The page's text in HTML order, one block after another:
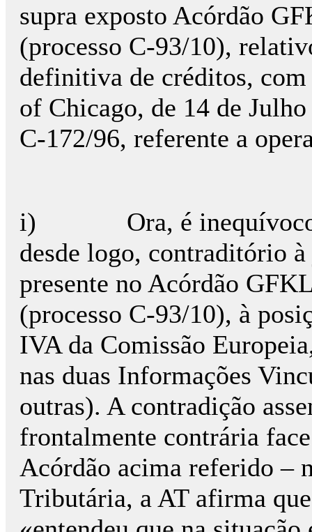
supra exposto Acórdão
(processo C-93/10),
definitiva de créditos,
of Chicago, de 14 de
C-172/96, referente a
i) Ora, é inequívoco
desde logo, contraditório
presente no Acórdão
(processo C-93/10), à
IVA da Comissão
nas duas Informações
outras). A contradição
frontalmente contrária
Acórdão acima referido –
Tributária, a AT afirma